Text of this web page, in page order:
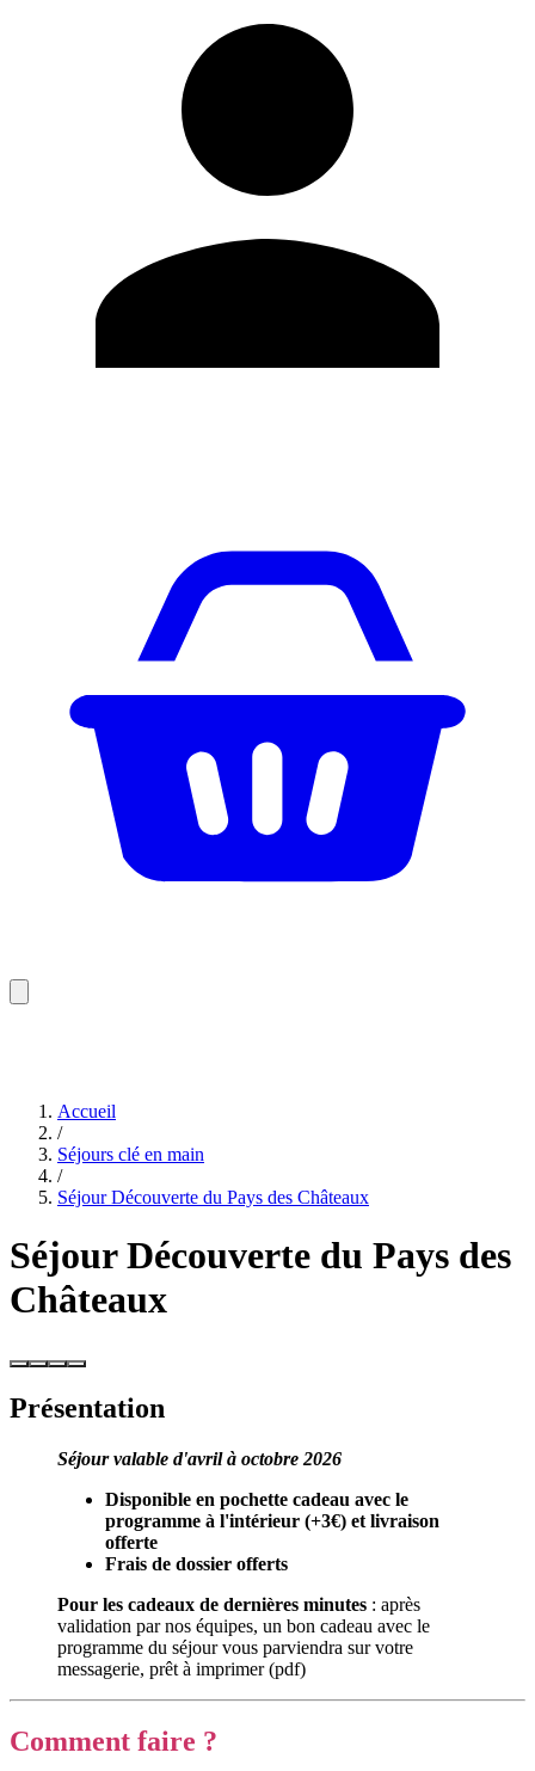
Accueil
/
Séjours clé en main
/
Séjour Découverte du Pays des Châteaux
Séjour Découverte du Pays des
Châteaux
Présentation
Séjour valable d'avril à octobre 2026
Disponible en pochette cadeau avec le
programme à l'intérieur (+3€) et livraison
offerte
Frais de dossier offerts
Pour les cadeaux de dernières minutes : après
validation par nos équipes, un bon cadeau avec le
programme du séjour vous parviendra sur votre
messagerie, prêt à imprimer (pdf)
Comment faire ?